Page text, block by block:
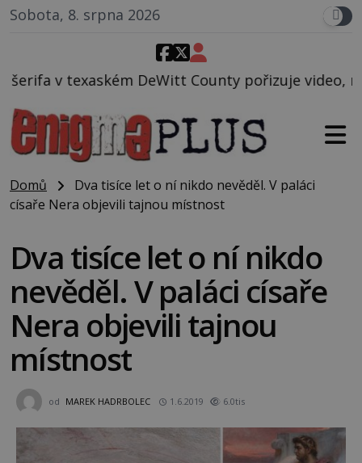
Sobota, 8. srpna 2026
County pořizuje video, na kterém před jeho
Domů
Dva tisíce let o ní nikdo nevěděl. V paláci
císaře Nera objevili tajnou místnost
Dva tisíce let o ní nikdo
nevěděl. V paláci císaře
Nera objevili tajnou
místnost
od MAREK HADRBOLEC 1.6.2019 6.0tis